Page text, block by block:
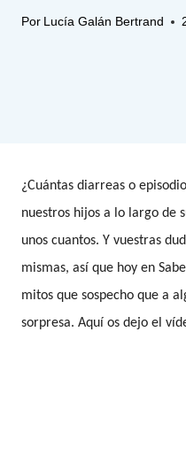
Por Lucía Galán Bertrand
¿Cuántas diarreas o
nuestros hijos a lo largo de
unos cuantos. Y vuestras
mismas, así que hoy en
mitos que sospecho que a
sorpresa. Aquí os dejo el